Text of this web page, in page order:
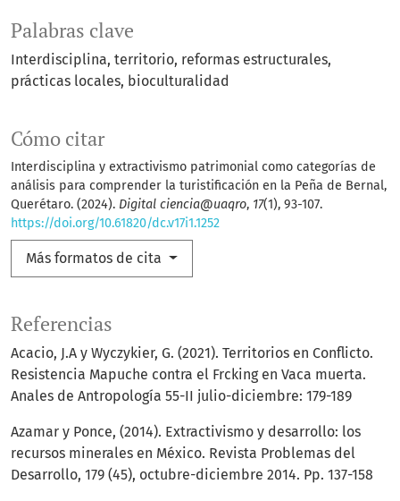
Palabras clave
Interdisciplina, territorio, reformas estructurales,
prácticas locales, bioculturalidad
Cómo citar
Interdisciplina y extractivismo patrimonial como categorías de
análisis para comprender la turistificación en la Peña de Bernal,
Querétaro. (2024). Digital ciencia@uaqro, 17(1), 93-107.
https://doi.org/10.61820/dc.v17i1.1252
Más formatos de cita
Referencias
Acacio, J.A y Wyczykier, G. (2021). Territorios en Conflicto.
Resistencia Mapuche contra el Frcking en Vaca muerta.
Anales de Antropología 55-II julio-diciembre: 179-189
Azamar y Ponce, (2014). Extractivismo y desarrollo: los
recursos minerales en México. Revista Problemas del
Desarrollo, 179 (45), octubre-diciembre 2014. Pp. 137-158